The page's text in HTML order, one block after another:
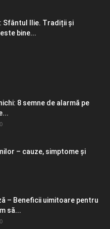
Sfântul Ilie. Tradiții și
bine...
8 semne de alarmă pe
– cauze, simptome și
– Beneficii uimitoare pentru
să...